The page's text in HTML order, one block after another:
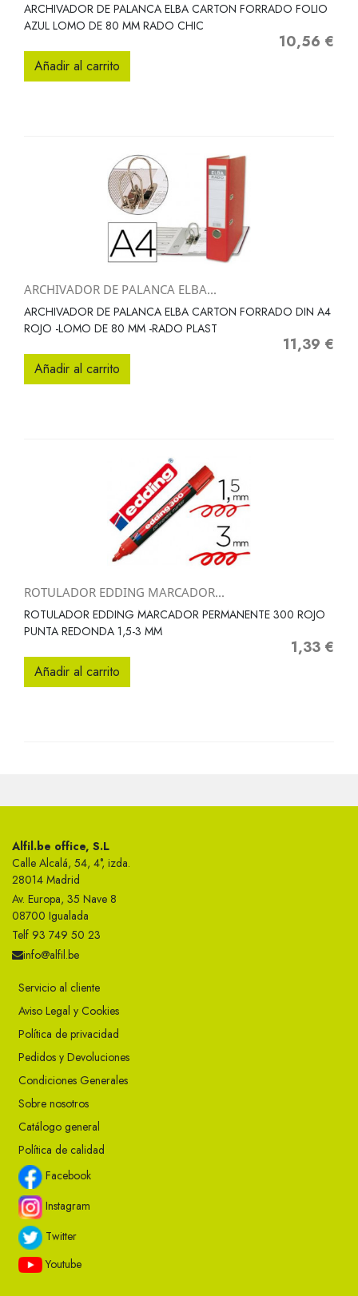
ARCHIVADOR DE PALANCA ELBA CARTON FORRADO FOLIO
AZUL LOMO DE 80 MM RADO CHIC
Precio
10,56 €
Añadir al carrito
ARCHIVADOR DE PALANCA ELBA...
ARCHIVADOR DE PALANCA ELBA CARTON FORRADO DIN A4
ROJO -LOMO DE 80 MM -RADO PLAST
Precio
11,39 €
Añadir al carrito
ROTULADOR EDDING MARCADOR...
ROTULADOR EDDING MARCADOR PERMANENTE 300 ROJO
PUNTA REDONDA 1,5-3 MM
Precio
1,33 €
Añadir al carrito
Alfil.be office, S.L
Calle Alcalá, 54, 4°, izda.
28014 Madrid
Av. Europa, 35 Nave 8
08700 Igualada
Telf 93 749 50 23
info@alfil.be
Servicio al cliente
Aviso Legal y Cookies
Política de privacidad
Pedidos y Devoluciones
Condiciones Generales
Sobre nosotros
Catálogo general
Política de calidad
Facebook
Instagram
Twitter
Youtube